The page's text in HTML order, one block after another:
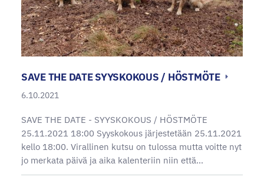
SAVE THE DATE SYYSKOKOUS / HÖSTMÖTE
6.10.2021
SAVE THE DATE - SYYSKOKOUS / HÖSTMÖTE
25.11.2021 18:00 Syyskokous järjestetään 25.11.2021
kello 18:00. Virallinen kutsu on tulossa mutta voitte nyt
jo merkata päivä ja aika kalenteriin niin että…